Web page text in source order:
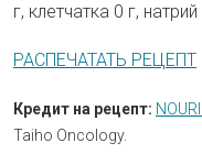
г, клетчатка 0 г,
РАСПЕЧАТАТЬ РЕЦЕПТ
Кредит на рецепт:
Taiho Oncology.